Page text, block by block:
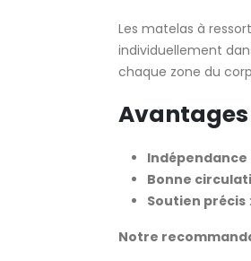
Les matelas à
individuellement
chaque zone du
Bonne
Soutien précis
Notre